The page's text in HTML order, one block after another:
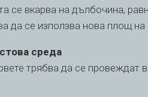
се вкарва на дълбочина,
да се използва нова площ на
среда
трябва да се провеждат